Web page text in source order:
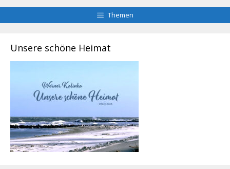
Themen
Unsere schöne Heimat